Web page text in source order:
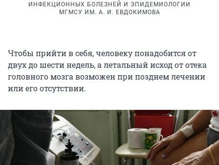
ИНФЕКЦИОННЫХ БОЛЕЗНЕЙ И ЭПИДЕМИОЛОГИИ
МГМСУ ИМ. А. И. ЕВДОКИМОВА
Чтобы прийти в себя, человеку понадобится от
двух до шести недель, а летальный исход от отека
головного мозга возможен при позднем лечении
или его отсутствии.